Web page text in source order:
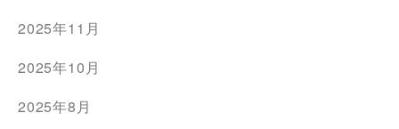
2025年11月
2025年10月
2025年8月